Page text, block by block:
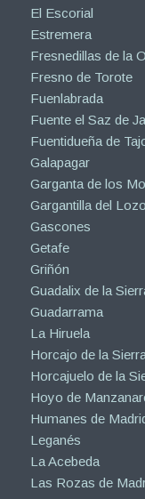
El Escorial
Estremera
Fresnedillas de la
Fresno de Torote
Fuenlabrada
Fuente el Saz de
Fuentidueña de
Galapagar
Garganta de los
Gargantilla del
Gascones
Getafe
Griñón
Guadalix de la
Guadarrama
La Hiruela
Horcajo de la
Horcajuelo de la
Hoyo de
Humanes de
Leganés
La Acebeda
Las Rozas de